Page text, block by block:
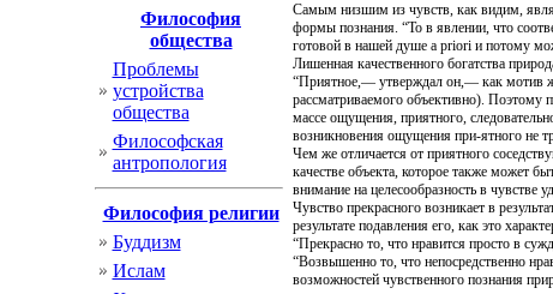
Философия
общества
Проблемы
устройства
общества
Философская
антропология
Философия религии
Буддизм
Ислам
Самым низшим из чувств, как видим,
формы познания. “То в явлении, что
готовой в нашей душе a priori и потому
Лишенная качественного богатства
“Приятное,— утверждал он,— как мотив
рассматриваемого объективно). Поэтому
массе ощущения, приятного,
возникновения ощущения при-ятного не
Чем же отличается от приятного
качестве объекта, которое также может
внимание на целесообразность в чувстве
Чувство прекрасного возникает в
результате подавления его, как это
“Прекрасно то, что нравится просто в
“Возвышенно то, что непосредственно
возможностей чувственного познания